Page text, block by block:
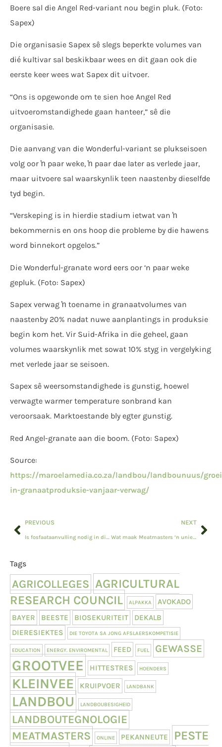
Boere sal die Angel Red-variant nou begin pluk. (Foto:
Sapex)
Die organisasie Sapex sê slegs beperkte volumes van
dié kultivar sal beskikbaar wees en dit gaan ook die
eerste keer wees wat Sapex dit uitvoer.
“Ons is opgewonde om te sien hoe Angel Red
uitvoeromstandighede gaan hanteer,” sê die
organisasie.
Die aanvang van die Wonderful-variant se plukseisoen
volg oor ŉ paar weke, ŉ paar dae later as verlede jaar,
maar uitvoere sal waarskynlik teen naastenby dieselfde
tyd begin.
“Verskeping is in hierdie stadium ietwat van ŉ
bekommernis en ons hoop die probleme by die hawens
word binnekort opgelos.”
Die Wonderful-granate word eers oor ‘n paar weke
gepluk. (Foto: Sapex)
Sapex verwag ŉ toename in granaatvolumes van
naastenby 20% nadat nuwe aanplantings in produksie
begin kom het. Vir Suid-Afrika in die geheel, gaan
volumes waarskynlik met sowat 10% styg in vergelyking
met verlede jaar se seisoen.
Sapex sê weersomstandighede is gunstig, hoewel
verwagte warmer temperature sonbrand kan
veroorsaak. Marktoestande bly egter gunstig.
Red Angel-granate aan die boom. (Foto: Sapex)
Source:
https://maroelamedia.co.za/landbou/landbounuus/
in-granaatproduksie-vanjaar-verwag/
PREVIOUS
Is fosfaataanvulling nodig in die somer?
NEXT
Wat maak Meatmasters ‘n unieke skaap ras?
Tags
AGRICOLLEGES AGRICULTURAL
RESEARCH COUNCIL
ALPAKKA
AVOKADO
BAYER
BEESTE BIOSEKURITEIT
DEKALB
DIERESIEKTES
DIE TOYOTA SA JONG AFSLAERSKOMPETISIE
EDUCATION ENERGY. ENVIROMENTAL FEED FUEL GEWASSE
GROOTVEE HITTESTRES HOENDERS
KLEINVEE KRUIPVOER LANDBANK
LANDBOU LANDBOUBESIGHEID
LANDBOUTEGNOLOGIE
MEATMASTERS
ONLINE PEKANNEUTE
PESTE